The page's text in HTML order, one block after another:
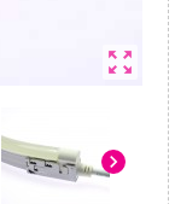
zoom_out_map
chevron_right